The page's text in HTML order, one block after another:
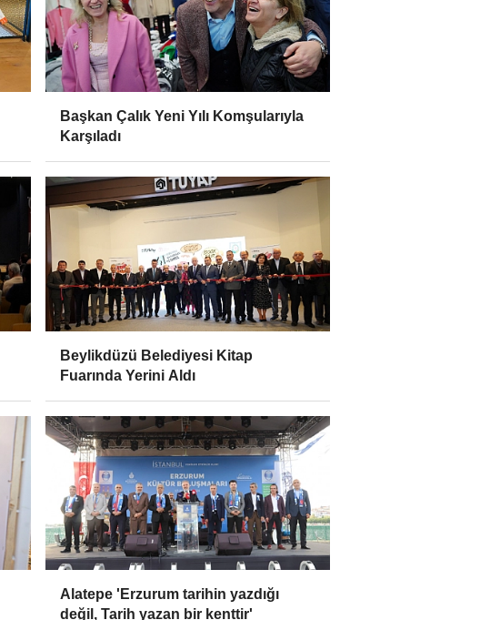
Başkan Çalık Yeni Yılı Komşularıyla
Karşıladı
Beylikdüzü Belediyesi Kitap
Fuarında Yerini Aldı
Alatepe 'Erzurum tarihin yazdığı
değil, Tarih yazan bir kenttir'